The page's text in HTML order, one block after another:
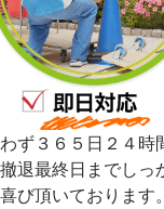
ず３６５日２４時
退最終日までしっ
び頂いております